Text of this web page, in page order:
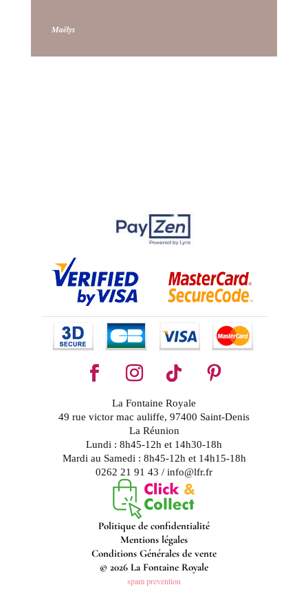
Maëlys
La Fontaine Royale
49 rue victor mac auliffe, 97400 Saint-Denis
La Réunion
Lundi : 8h45-12h et 14h30-18h
Mardi au Samedi : 8h45-12h et 14h15-18h
0262 21 91 43 / info@lfr.fr
Politique de confidentialité
Mentions légales
Conditions Générales de vente
© 2026 La Fontaine Royale
spam prevention